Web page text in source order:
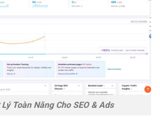
Toàn Năng Cho SEO & Ads